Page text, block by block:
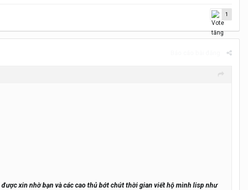
1
xin nhờ bạn và các cao thủ bớt chút thời gian viết hộ mình lisp như